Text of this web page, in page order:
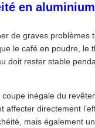
en
de graves problèmes
le café en poudre, le
doit rester stable
inégale du
directement
mais également